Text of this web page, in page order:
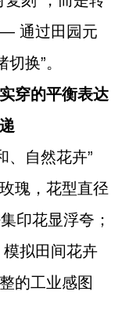
通过田园元
换”。
穿的平衡表达
、自然花卉”
瑰，花型直径
印花显浮夸；
模拟田间花卉
的工业感图